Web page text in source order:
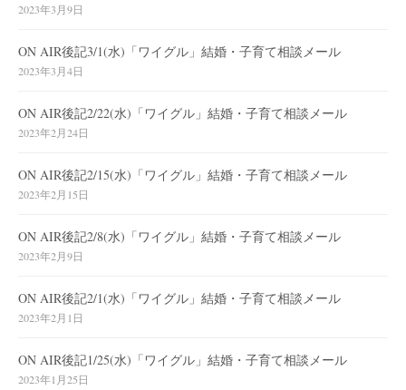
2023年3月9日
ON AIR後記3/1(水)「ワイグル」結婚・子育て相談メール
2023年3月4日
ON AIR後記2/22(水)「ワイグル」結婚・子育て相談メール
2023年2月24日
ON AIR後記2/15(水)「ワイグル」結婚・子育て相談メール
2023年2月15日
ON AIR後記2/8(水)「ワイグル」結婚・子育て相談メール
2023年2月9日
ON AIR後記2/1(水)「ワイグル」結婚・子育て相談メール
2023年2月1日
ON AIR後記1/25(水)「ワイグル」結婚・子育て相談メール
2023年1月25日